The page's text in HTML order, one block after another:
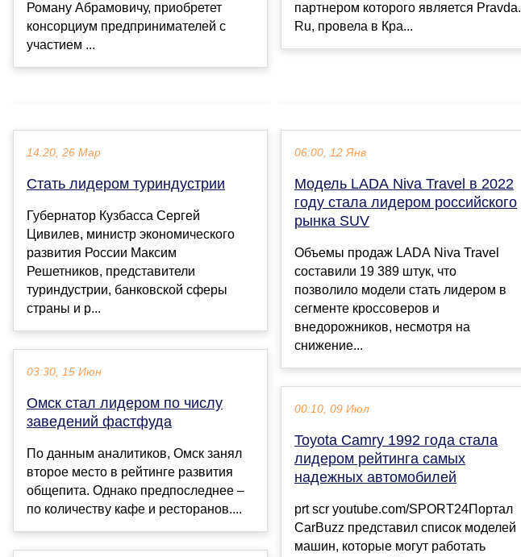
Роману Абрамовичу, приобретет
консорциум предпринимателей с
участием ...
партнером которого является Pravda.
Ru, провела в Кра...
14:20, 26 Мар
Стать лидером туриндустрии
Губернатор Кузбасса Сергей
Цивилев, министр экономического
развития России Максим
Решетников, представители
туриндустрии, банковской сферы
страны и р...
03:30, 15 Июн
Омск стал лидером по числу
заведений фастфуда
По данным аналитиков, Омск занял
второе место в рейтинге развития
общепита. Однако предпоследнее –
по количеству кафе и ресторанов....
06:00, 12 Янв
Модель LADA Niva Travel в 2022
году стала лидером российского
рынка SUV
Объемы продаж LADA Niva Travel
составили 19 389 штук, что
позволило модели стать лидером в
сегменте кроссоверов и
внедорожников, несмотря на
снижение...
00:10, 09 Июл
Toyota Camry 1992 года стала
лидером рейтинга самых
надежных автомобилей
prt scr youtube.com/SPORT24Портал
CarBuzz представил список моделей
машин, которые могут работать